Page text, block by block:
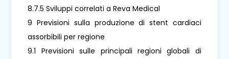
8.7.5 Sviluppi correlati a Reva Medical
9 Previsioni sulla produzione di stent cardiaci
assorbibili per regione
9.1 Previsioni sulle principali regioni globali di